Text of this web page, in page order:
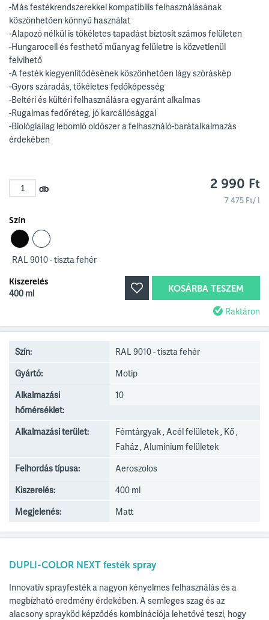
-Más festékrendszerekkel kompatibilis felhasználásának
köszönhetően könnyű használat
-Alapozó nélkül is tökéletes tapadást biztosít számos felületen
-Hungarocell és festhető műanyag felületre is közvetlenül
felvihető
-A festék kiegyenlítődésének köszönhetően lágy szóráskép
-Gyors száradás, tökéletes fedőképesség
-Beltéri és kültéri felhasználásra egyaránt alkalmas
-Rugalmas fedőréteg, jó karcállósággal
-Biológiailag lebomló oldószer a felhasználó-barátalkalmazás
érdekében
db 2 990 Ft
7 475 Ft/ l
Szín
RAL 9010 - tiszta fehér
Kiszerelés
400 ml KOSÁRBA TESZEM
Raktáron
Szín:
RAL 9010 - tiszta fehér
Gyártó:
Motip
Alkalmazási
hőmérséklet:
10
Alkalmazási terület:
Fémtárgyak , Acél felületek , Kő ,
Faház , Alumínium felületek
Felhordás típusa:
Aeroszolos
Kiszerelés:
400 ml
Megjelenés:
Matt
DUPLI-COLOR NEXT festék spray
Innovatív sprayfesték a nagyon kényelmes felhasználás és a
megbízható eredmény érdekében. A semleges szag és az
alacsony sprayköd képződés kombinációja lehetővé teszi, hogy